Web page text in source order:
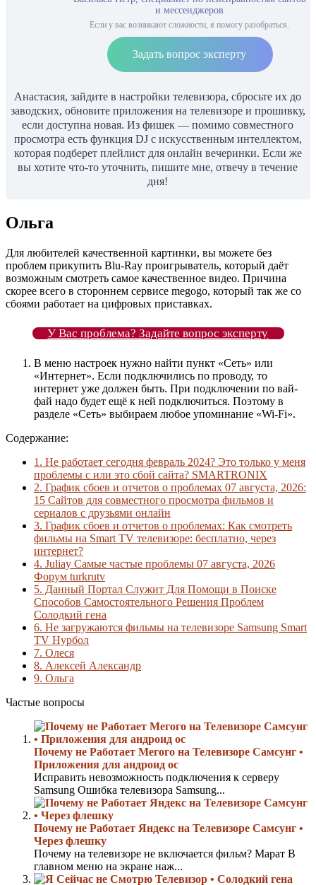
и мессенджеров
Если у вас возникают сложности, я помогу разобраться.
Задать вопрос эксперту
Анастасия, зайдите в настройки телевизора, сбросьте их до
заводских, обновите приложения на телевизоре и прошивку,
если доступна новая. Из фишек — помимо совместного
просмотра есть функция DJ с искусственным интеллектом,
которая подберет плейлист для онлайн вечеринки. Если же
вы хотите что-то уточнить, пишите мне, отвечу в течение
дня!
Ольга
Для любителей качественной картинки, вы можете без
проблем прикупить Blu-Ray проигрыватель, который даёт
возможным смотреть самое качественное видео. Причина
скорее всего в стороннем сервисе megogo, который так же со
сбоями работает на цифровых приставках.
У Вас проблема? Задайте вопрос эксперту
В меню настроек нужно найти пункт «Сеть» или
«Интернет». Если подключились по проводу, то
интернет уже должен быть. При подключении по вай-
фай надо будет ещё к ней подключиться. Поэтому в
разделе «Сеть» выбираем любое упоминание «Wi-Fi».
Содержание:
1. Не работает сегодня февраль 2024? Это только у меня
проблемы с или это сбой сайта? SMARTRONIX
2. График сбоев и отчетов о проблемах 07 августа, 2026:
15 Сайтов для совместного просмотра фильмов и
сериалов с друзьями онлайн
3. График сбоев и отчетов о проблемах: Как смотреть
фильмы на Smart TV телевизоре: бесплатно, через
интернет?
4. Juliay Самые частые проблемы 07 августа, 2026
Форум turkrutv
5. Данный Портал Служит Для Помощи в Поиске
Способов Самостоятельного Решения Проблем
Солодкий гена
6. Не загружаются фильмы на телевизоре Samsung Smart
TV Нурбол
7. Олеся
8. Алексей Александр
9. Ольга
Частые вопросы
Почему не Работает Мегого на Телевизоре Самсунг •
Приложения для андроид ос
Исправить невозможность подключения к серверу
Samsung Ошибка телевизора Samsung...
Почему не Работает Яндекс на Телевизоре Самсунг •
Через флешку
Почему на телевизоре не включается фильм? Марат В
главном меню на экране наж...